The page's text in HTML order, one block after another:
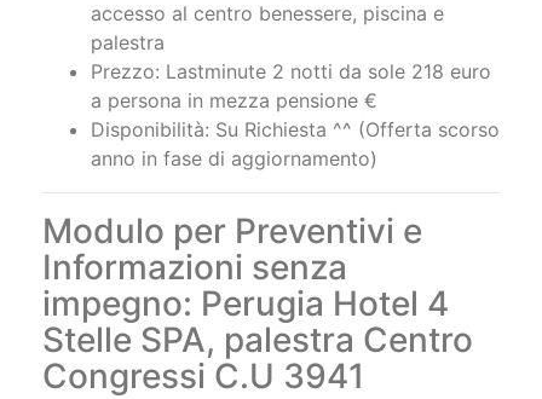
accesso al centro benessere, piscina e
palestra
Prezzo: Lastminute 2 notti da sole 218 euro
a persona in mezza pensione €
Disponibilità: Su Richiesta ^^ (Offerta scorso
anno in fase di aggiornamento)
Modulo per Preventivi e
Informazioni senza
impegno: Perugia Hotel 4
Stelle SPA, palestra Centro
Congressi C.U 3941